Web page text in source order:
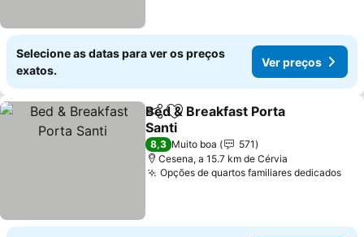
Selecione as datas para ver os preços
exatos.
Ver preços
PartilharAdicionar aos favoritos
Bed & Breakfast Porta
Santi
Ver preços
8,3 Muito boa
571
Cesena, a 15.7 km de Cérvia
Opções de quartos familiares dedicados